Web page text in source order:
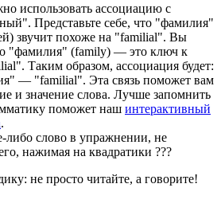
использовать ассоциацию с
Представьте себе, что "фамилия"
звучит похоже на "familial". Вы
"фамилия" (family) — это ключ к
Таким образом, ассоциация будет:
— "familial". Эта связь поможет вам
и значение слова. Лучше запомнить
поможет наш интерактивный
.
либо слово в упражнении, не
нажимая на квадратики ???
не просто читайте, а говорите!